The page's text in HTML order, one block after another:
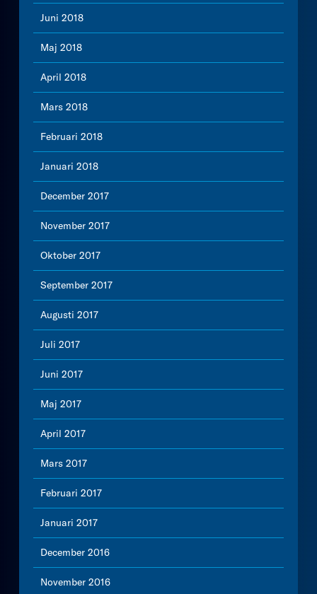
Juni 2018
Maj 2018
April 2018
Mars 2018
Februari 2018
Januari 2018
December 2017
November 2017
Oktober 2017
September 2017
Augusti 2017
Juli 2017
Juni 2017
Maj 2017
April 2017
Mars 2017
Februari 2017
Januari 2017
December 2016
November 2016